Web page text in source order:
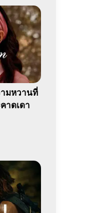
มหวานที่
าดเดา